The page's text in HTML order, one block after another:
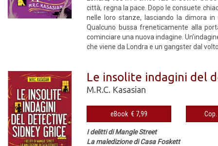
città, regna la pace. Dopo le consuete
nelle loro stanze, lasciando la dimora
Qualcuno bussa freneticamente alla
cominciare una nuova indagine.
che viene da Londra e un gangster dal
Le insolite indagini del
M.R.C. Kasasian
eBook € 7,99
I delitti di Mangle Street
La maledizione di Casa Foskett